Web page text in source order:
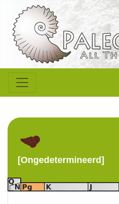
[Ongedetermineerd]